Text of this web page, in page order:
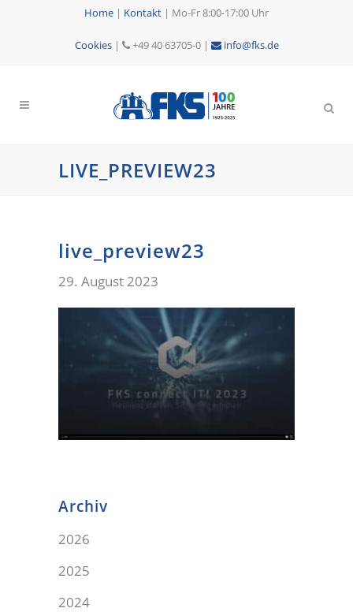
Home | Kontakt | Mo-Fr 8:00-17:00 Uhr
Cookies| +49 40 63705-0 | info@fks.de
LIVE_PREVIEW23
live_preview23
29. August 2023
Archiv
2026
2025
2024